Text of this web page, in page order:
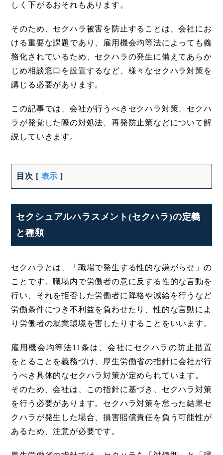
しく下がるおそれもあります。
そのため、セクハラ被害を防止することは、会社にお
ける重要な課題であり、雇用機会均等法によっても義
務化されているため、セクハラの発生に備えてあらか
じめ相談窓口を設置するなど、様々なセクハラ対策を
講じる必要があります。
この記事では、会社が行うべきセクハラ対策、セクハ
ラが発覚した際の対処法、再発防止策などについて解
説していきます。
目次 [ 表示 ]
セクシュアルハラスメント(セクハラ)の定義
と種類
セクハラとは、「職場で発生する性的な嫌がらせ」の
ことです。職場内で労働者の意に反する性的な言動を
行い、それを拒否した労働者に降格や減給を行うなど
労働条件につき不利益を負わせたり、性的な言動によ
り労働者の就業環境を害したりすることをいいます。
雇用機会均等法11条は、会社にセクハラの防止措置
をとることを義務づけ、厚生労働省の指針に会社が行
うべき具体的なセクハラ対策が定められています。
そのため、会社は、この指針に基づき、セクハラ対策
を行う必要があります。セクハラ対策を怠った結果セ
クハラが発生した場合、損害賠償責任を負う可能性が
あるため、注意が必要です。